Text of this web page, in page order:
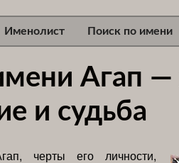
Именолист Поиск по имени
Агап —
и судьба
черты его личности,